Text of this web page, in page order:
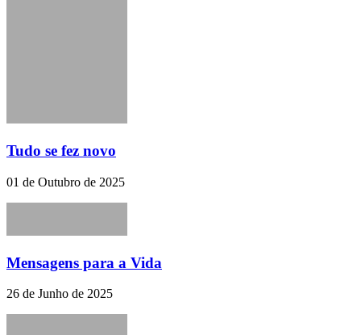
Tudo se fez novo
01 de Outubro de 2025
Mensagens para a Vida
26 de Junho de 2025